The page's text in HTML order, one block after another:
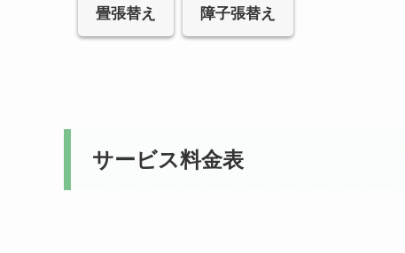
畳張替え 障子張替え
サービス料金表